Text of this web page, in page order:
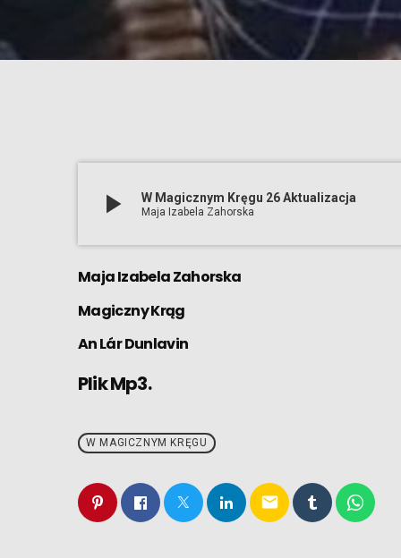
play_arrow W Magicznym Kręgu 26 Aktualizacja
Maja Izabela Zahorska
Maja Izabela Zahorska
Magiczny Krąg
An Lár Dunlavin
Plik Mp3.
W MAGICZNYM KRĘGU
email